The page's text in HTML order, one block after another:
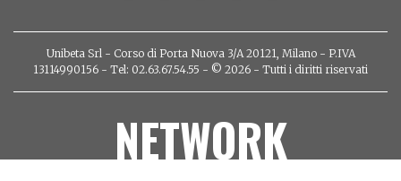
Unibeta Srl - Corso di Porta Nuova 3/A 20121, Milano - P.IVA
13114990156 - Tel: 02.63.67.54.55 - © 2026 - Tutti i diritti riservati
NETWORK